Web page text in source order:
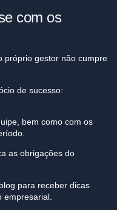
com os
próprio gestor não cumpre
de sucesso:
bem como com os
as obrigações do
blog para receber dicas
empresarial.